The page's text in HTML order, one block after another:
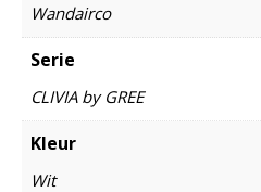
Wandairco
Serie
CLIVIA by GREE
Kleur
Wit